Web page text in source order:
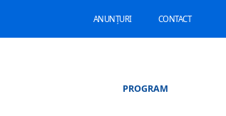
ANUNȚURI CONTACT
PROGRAM